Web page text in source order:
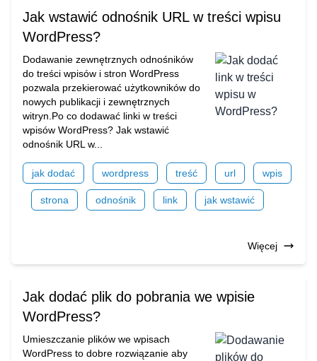
Jak wstawić odnośnik URL w treści wpisu
WordPress?
Dodawanie zewnętrznych odnośników
do treści wpisów i stron WordPress
pozwala przekierować użytkowników do
nowych publikacji i zewnętrznych
witryn.Po co dodawać linki w treści
wpisów WordPress? Jak wstawić
odnośnik URL w...
jak dodać wordpress treść url wpis
strona odnośnik link jak wstawić
Więcej
Jak dodać plik do pobrania we wpisie
WordPress?
Umieszczanie plików we wpisach
WordPress to dobre rozwiązanie aby